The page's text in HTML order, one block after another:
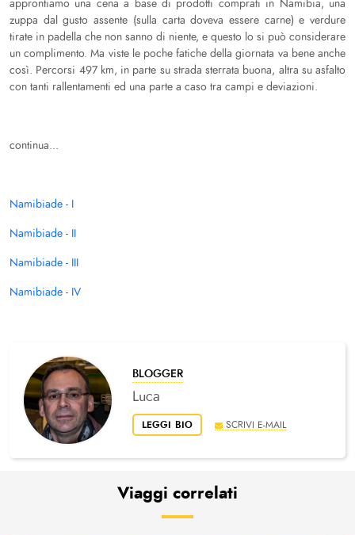
approntiamo una cena a base di prodotti comprati in Namibia, una
zuppa dal gusto assente (sulla carta doveva essere carne) e verdure
tirate in padella che non sanno di niente, e questo lo si può considerare
un complimento. Ma viste le poche fatiche della giornata va bene anche
così. Percorsi 497 km, in parte su strada sterrata buona, altra su asfalto
con tanti rallentamenti ed una parte a caso tra campi e deviazioni.
continua...
Namibiade - I
Namibiade - II
Namibiade - III
Namibiade - IV
BLOGGER
Luca
SCRIVI E-MAIL
LEGGI BIO
Viaggi correlati